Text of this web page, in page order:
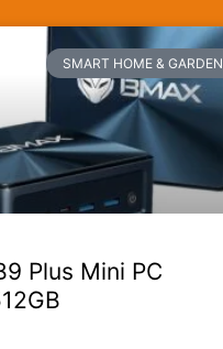
SMART HOME & GARDEN
Plus Mini PC